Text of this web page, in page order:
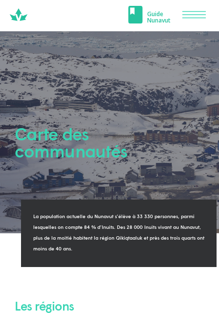
Guide
Nunavut
VIVRE
Carte des
communautés
La population actuelle du Nunavut s’élève à 33 330 personnes, parmi
lesquelles on compte 84 % d’Inuits. Des 28 000 Inuits vivant au Nunavut,
plus de la moitié habitent la région Qikiqtaaluk et près des trois quarts ont
moins de 40 ans.
Les régions